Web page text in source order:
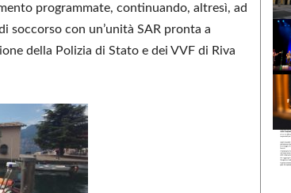
programmate, continuando, altresì, ad
soccorso con un’unità SAR pronta a
della Polizia di Stato e dei VVF di Riva